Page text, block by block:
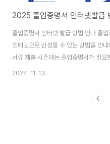
2025 졸업증명서 인터넷발급
졸업증명서 인터넷 발급 방법 안내 졸
인터넷으로 신청할 수 있는 방법을 안
서류 제출 시즌에는 졸업증명서가 필
으로 졸업증명서를 신청하고 발급받는
출해야 할 상황이 생깁니다. 대학 졸업
2024. 11. 13.